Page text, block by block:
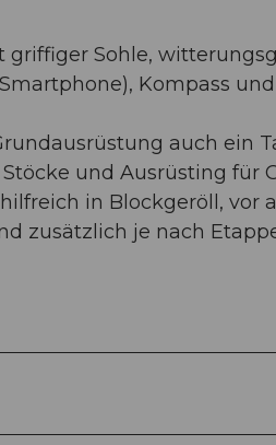
griffiger Sohle,
Kompass
auch ein
und Ausrüsting für
in Blockgeröll, vor
zusätzlich je nach